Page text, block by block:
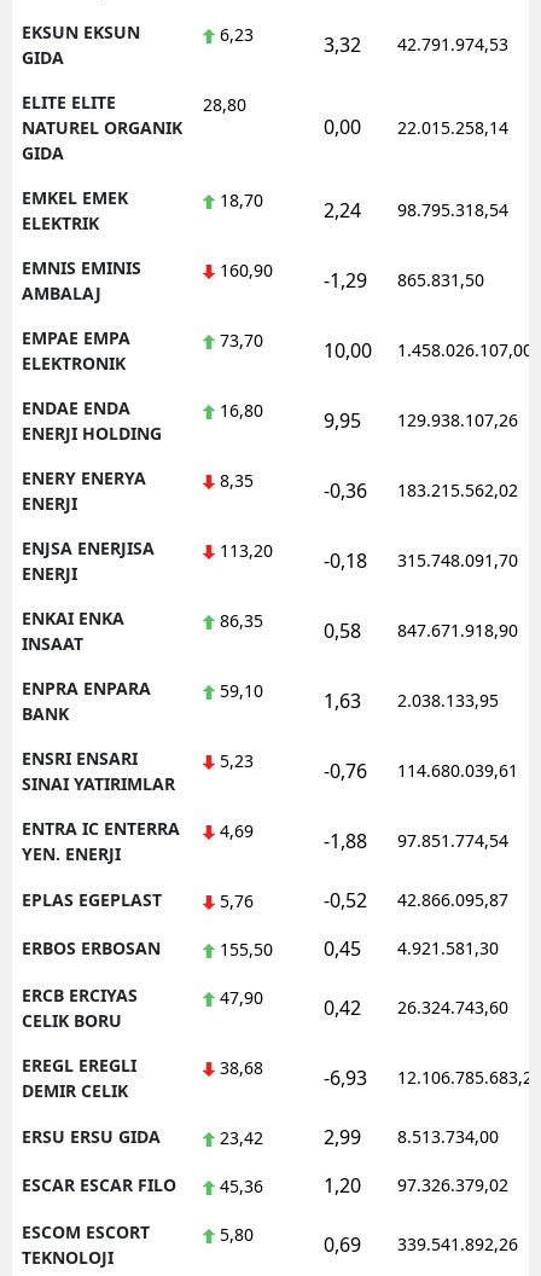
EKSUN EKSUN
GIDA
6,23 3,32 42.791.974,53
ELITE ELITE
NATUREL ORGANIK
GIDA
28,80
0,00 22.015.258,14
EMKEL EMEK
ELEKTRIK
18,70 2,24 98.795.318,54
EMNIS EMINIS
AMBALAJ
160,90 -1,29 865.831,50
EMPAE EMPA
ELEKTRONIK
73,70 10,00 1.458.026.107,00
ENDAE ENDA
ENERJI HOLDING
16,80 9,95 129.938.107,26
ENERY ENERYA
ENERJI
8,35 -0,36 183.215.562,02
ENJSA ENERJISA
ENERJI
113,20 -0,18 315.748.091,70
ENKAI ENKA
INSAAT
86,35 0,58 847.671.918,90
ENPRA ENPARA
BANK
59,10 1,63 2.038.133,95
ENSRI ENSARI
SINAI YATIRIMLAR
5,23 -0,76 114.680.039,61
ENTRA IC ENTERRA
YEN. ENERJI
4,69 -1,88 97.851.774,54
EPLAS EGEPLAST 5,76 -0,52 42.866.095,87
ERBOS ERBOSAN 155,50 0,45 4.921.581,30
ERCB ERCIYAS
CELIK BORU
47,90 0,42 26.324.743,60
EREGL EREGLI
DEMIR CELIK
38,68 -6,93 12.106.785.683,20
ERSU ERSU GIDA 23,42 2,99 8.513.734,00
ESCAR ESCAR FILO 45,36 1,20 97.326.379,02
ESCOM ESCORT
TEKNOLOJI
5,80 0,69 339.541.892,26